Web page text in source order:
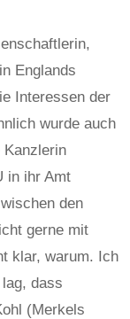
Englands
Interessen der
wurde auch
Kanzlerin
in ihr Amt
den
gerne mit
klar, warum. Ich
dass
(Merkels